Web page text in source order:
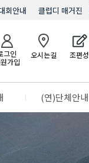
클럽디 매거진
회안내
그인
가입
오시는길 조편성
(연)단체안내